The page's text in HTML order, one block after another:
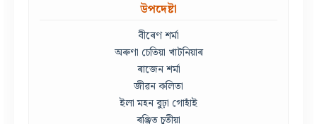
উপদেষ্টা
বীৰেণ শৰ্মা
অৰুণা চেতিয়া খাটনিয়াৰ
ৰাজেন শৰ্মা
জীৱন কলিতা
ইলা মহন বুঢ়া গোহাঁই
ৰঞ্জিত চুতীয়া